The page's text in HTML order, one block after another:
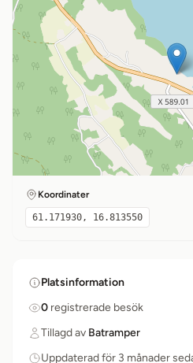
Koordinater
61.171930, 16.813550
Platsinformation
0 registrerade besök
Tillagd av Batramper
Uppdaterad för 3 månader